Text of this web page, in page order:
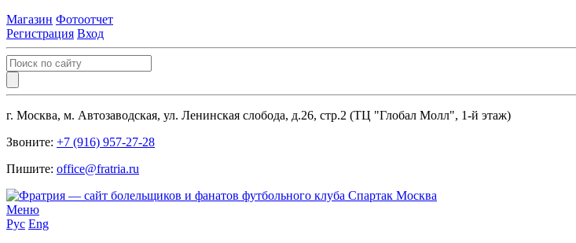
Магазин Фотоотчет
Регистрация Вход
г. Москва, м. Автозаводская, ул. Ленинская слобода, д.26, стр.2 (ТЦ "Глобал Молл", 1-й этаж)
Звоните: +7 (916) 957-27-28
Пишите: office@fratria.ru
Меню
Рус Eng